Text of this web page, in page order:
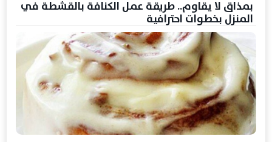
بمذاق لا يقاوم.. طريقة عمل الكنافة بالقشطة في
المنزل بخطوات احترافية